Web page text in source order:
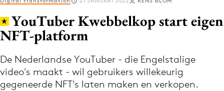
Log in
Volg het laatste nieuws via de Adformatie
Nieuws app
YouTuber Kwebbelkop start eigen
NFT-platform
De Nederlandse YouTuber - die Engelstalige
video's maakt - wil gebruikers willekeurig
gegeneerde NFT's laten maken en verkopen.